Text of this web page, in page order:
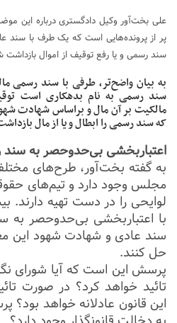
علی بخت‌آور وکیل دادگستری درباره این
پر از پرونده‌هایی است که یک طرف با سند
سند رسمی و یا رفع توقیف از اموال
به بیان واضح‌تر، طرفی با سند رسمی
سند رسمی به نام بدهکاری است
مالکیت بر آن مال و براساس شهادت
که سند رسمی را ابطال و یا از مال
اعتباربخشی بی‌حدوحصر به
به گفته بخت‌آور، طرح‌های
مجلس وجود دارد و تیم‌های
لوایحی را در دست تهیه دارند.
با اعتباربخشی بی‌حدوحصر به
سند عادی و شهادت شهود این
حل کنند.
پرسش این است که آیا شورای
تائید خواهد کرد؟ در صورت
این قانون عادلانه خواهد بود؟